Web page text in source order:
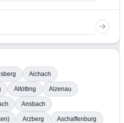
Aichach
Altötting Alzenau
Ansbach
Arzberg Aschaffenburg